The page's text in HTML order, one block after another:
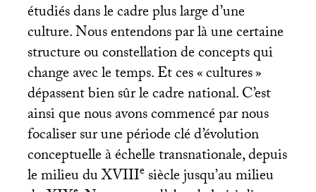
étudiés dans le cadre plus large d’une
culture. Nous entendons par là une certaine
structure ou constellation de concepts qui
change avec le temps. Et ces «cultures»
dépassent bien sûr le cadre national. C’est
ainsi que nous avons commencé par nous
focaliser sur une période clé d’évolution
conceptuelle à échelle transnationale, depuis
le milieu duXVIIIesiècle jusqu’au milieu